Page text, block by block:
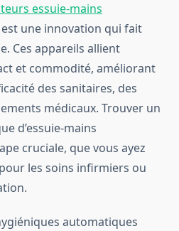
essuie-mains
est une innovation qui fait
Ces appareils allient
et commodité, améliorant
des sanitaires, des
médicaux. Trouver un
d’essuie-mains
cruciale, que vous ayez
les soins infirmiers ou
automatiques